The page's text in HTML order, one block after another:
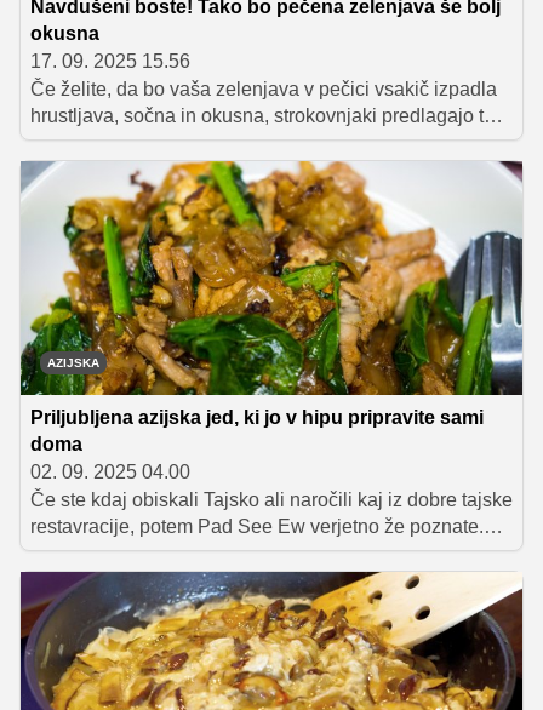
Navdušeni boste! Tako bo pečena zelenjava še bolj
okusna
17. 09. 2025 15.56
Če želite, da bo vaša zelenjava v pečici vsakič izpadla
hrustljava, sočna in okusna, strokovnjaki predlagajo te
preproste nasvete.
AZIJSKA
Priljubljena azijska jed, ki jo v hipu pripravite sami
doma
02. 09. 2025 04.00
Če ste kdaj obiskali Tajsko ali naročili kaj iz dobre tajske
restavracije, potem Pad See Ew verjetno že poznate.
Gre za eno najbolj priljubljenih jedi tajske ulične
kuhinje, ki jo sestavljajo riževi rezanci z jajcem,
zelenjavo in izbranim mesom ali tofujem v slastni omaki.